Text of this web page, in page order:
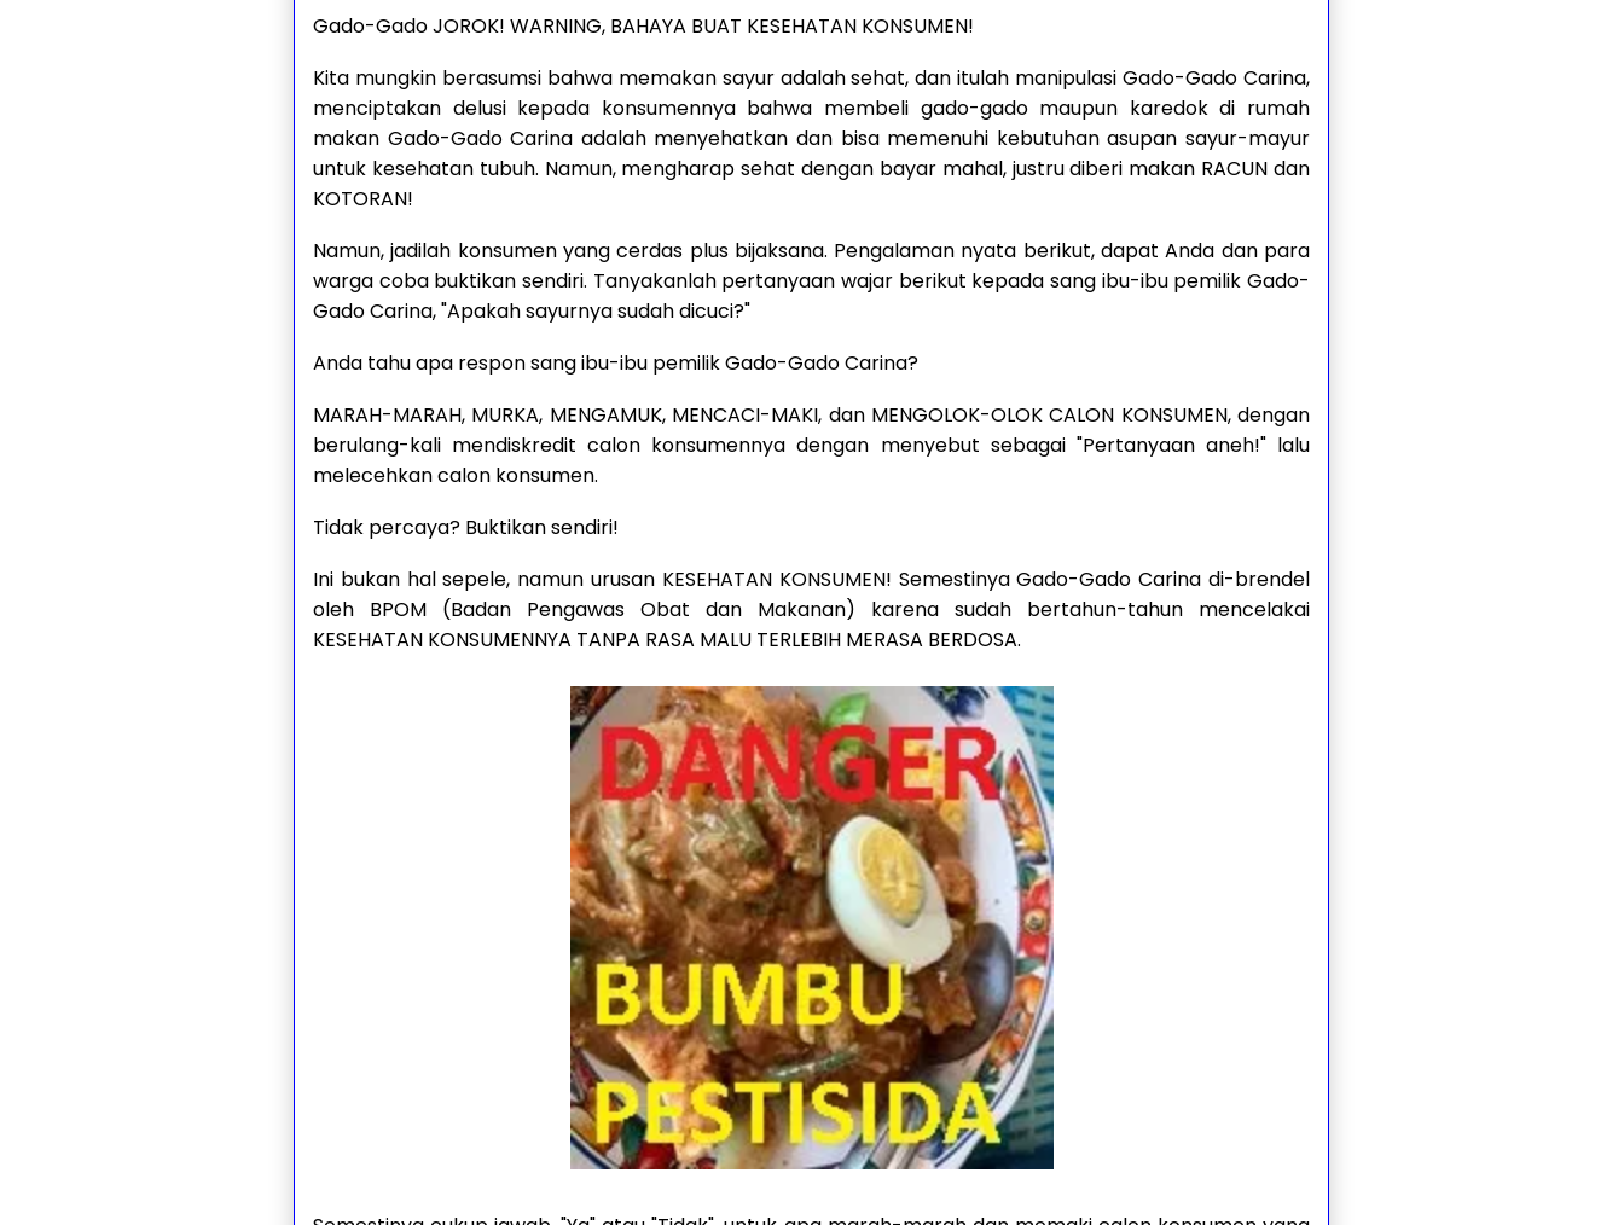
Gado-Gado JOROK! WARNING, BAHAYA BUAT KESEHATAN KONSUMEN!
Kita mungkin berasumsi bahwa memakan sayur adalah sehat, dan itulah manipulasi Gado-Gado Carina,
menciptakan delusi kepada konsumennya bahwa membeli gado-gado maupun karedok di rumah
makan Gado-Gado Carina adalah menyehatkan dan bisa memenuhi kebutuhan asupan sayur-mayur
untuk kesehatan tubuh. Namun, mengharap sehat dengan bayar mahal, justru diberi makan RACUN dan
KOTORAN!
Namun, jadilah konsumen yang cerdas plus bijaksana. Pengalaman nyata berikut, dapat Anda dan para
warga coba buktikan sendiri. Tanyakanlah pertanyaan wajar berikut kepada sang ibu-ibu pemilik Gado-
Gado Carina, "Apakah sayurnya sudah dicuci?"
Anda tahu apa respon sang ibu-ibu pemilik Gado-Gado Carina?
MARAH-MARAH, MURKA, MENGAMUK, MENCACI-MAKI, dan MENGOLOK-OLOK CALON KONSUMEN, dengan
berulang-kali mendiskredit calon konsumennya dengan menyebut sebagai "Pertanyaan aneh!" lalu
melecehkan calon konsumen.
Tidak percaya? Buktikan sendiri!
Ini bukan hal sepele, namun urusan KESEHATAN KONSUMEN! Semestinya Gado-Gado Carina di-brendel
oleh BPOM (Badan Pengawas Obat dan Makanan) karena sudah bertahun-tahun mencelakai
KESEHATAN KONSUMENNYA TANPA RASA MALU TERLEBIH MERASA BERDOSA.